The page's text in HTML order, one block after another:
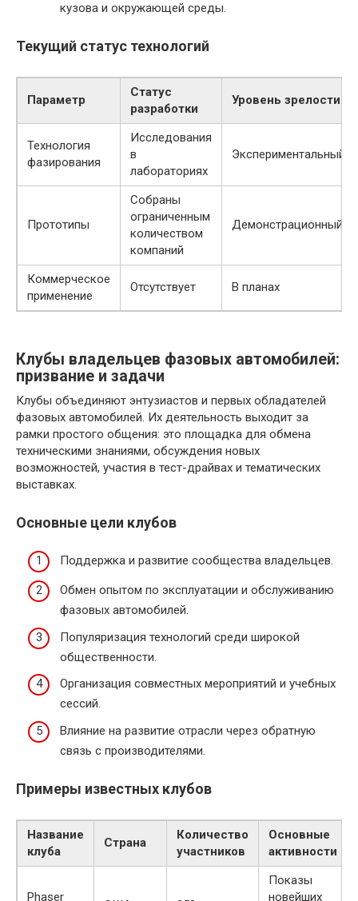
кузова и окружающей среды.
Текущий статус технологий
Параметр
Статус
разработки
Уровень зрелости
Технология
фазирования
Исследования
в
лабораториях
Экспериментальный
Прототипы
Собраны
ограниченным
количеством
компаний
Демонстрационный
Коммерческое
применение
Отсутствует В планах
Клубы владельцев фазовых автомобилей:
призвание и задачи
Клубы объединяют энтузиастов и первых обладателей
фазовых автомобилей. Их деятельность выходит за
рамки простого общения: это площадка для обмена
техническими знаниями, обсуждения новых
возможностей, участия в тест-драйвах и тематических
выставках.
Основные цели клубов
Поддержка и развитие сообщества владельцев.
Обмен опытом по эксплуатации и обслуживанию
фазовых автомобилей.
Популяризация технологий среди широкой
общественности.
Организация совместных мероприятий и учебных
сессий.
Влияние на развитие отрасли через обратную
связь с производителями.
Примеры известных клубов
Название
клуба
Страна
Количество
участников
Основные
активности
Phaser
Показы
новейших